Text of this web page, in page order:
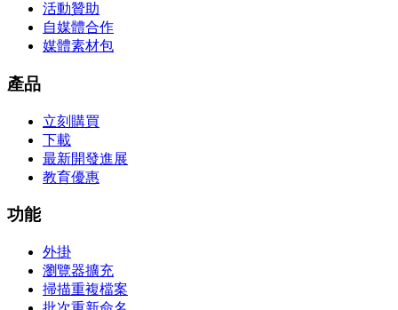
活動贊助
自媒體合作
媒體素材包
產品
立刻購買
下載
最新開發進展
教育優惠
功能
外掛
瀏覽器擴充
掃描重複檔案